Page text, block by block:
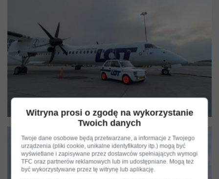
Witryna prosi o zgodę na wykorzystanie
Twoich danych
Twoje dane osobowe będą przetwarzane, a informacje z Twojego
urządzenia (pliki cookie, unikalne identyfikatory itp.) mogą być
wyświetlane i zapisywane przez dostawców spełniających wymogi
TFC oraz partnerów reklamowych lub im udostępniane. Mogą też
być wykorzystywane przez tę witrynę lub aplikację.